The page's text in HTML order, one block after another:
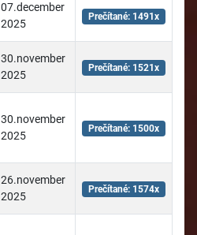
07.december
2025
Prečítané: 1491x
30.november
2025
Prečítané: 1521x
30.november
2025
Prečítané: 1500x
26.november
2025
Prečítané: 1574x